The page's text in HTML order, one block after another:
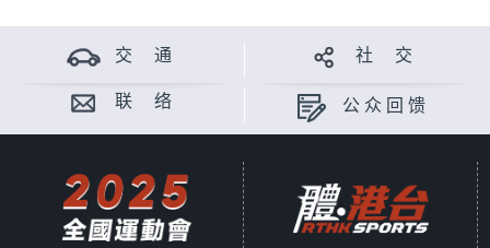
交 通 社 交
联 络 公众回馈